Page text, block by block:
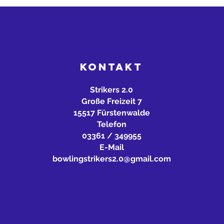
KONTAKT
Strikers 2.0
Große Freizeit 7
15517 Fürstenwalde
Telefon
03361 / 349955
E-Mail
bowlingstrikers2.0@gmail.com